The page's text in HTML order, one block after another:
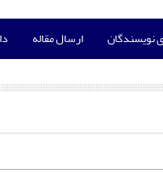
نویسندگان ارسال مقاله